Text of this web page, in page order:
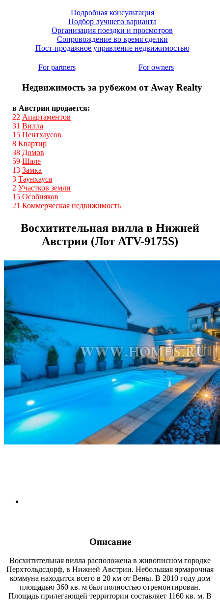
Подробная консультация
Подбор лучшего варианта
Организация поездки и просмотров
Сопровождение во время сделки
Пост-продажное управление недвижимостью
For partners For owners
Недвижимость за рубежом от Away Realty
в Австрии продается:
22 Апартаментов
31 Вилла
15 Пентхаусов
8 Квартир
38 Домов
59 Шале
13 Замка
3 Таунхауса
2 Участков земли
15 Особняков
21 Коммерческая недвижимость
Восхитительная вилла в Нижней
Австрии (Лот ATV-9175S)
Описание
Восхитительная вилла расположена в живописном городке
Перхтольдсдорф, в Нижней Австрии. Небольшая ярмарочная
коммуна находится всего в 20 км от Вены. В 2010 году дом
площадью 360 кв. м был полностью отремонтирован.
Площадь прилегающей территории составляет 1160 кв. м. В